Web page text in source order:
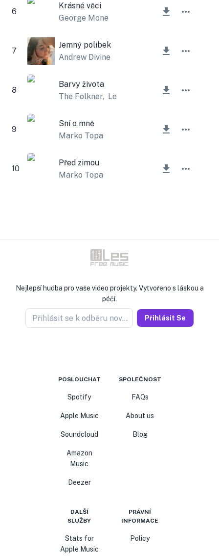
6
Krásné věci
George Mone
7
Jemný polibek
Andrew Divine
8
Barvy života
The Folkner, Lesfm
9
Sní o mně
Marko Topa
10
Před zimou
Marko Topa
Nejlepší hudba pro vaše video projekty. Vytvořeno s láskou a
péčí.
Přihlásit se k odběru novinek Přihlásit Se
POSLOUCHAT
Spotify
Apple Music
Soundcloud
Amazon
Music
Deezer
SPOLEČNOST
FAQs
About us
Blog
DALŠÍ
SLUŽBY
Stats for
Apple Music
PRÁVNÍ
INFORMACE
Policy